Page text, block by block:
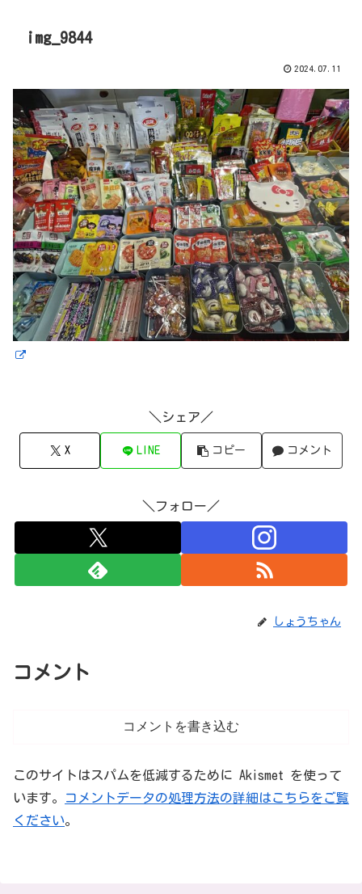
img_9844
2024.07.11
＼シェア／
X LINE コピー コメント
＼フォロー／
しょうちゃん
コメント
コメントを書き込む
このサイトはスパムを低減するために Akismet を使って
います。
コメントデータの処理方法の詳細はこちらをご覧
ください。